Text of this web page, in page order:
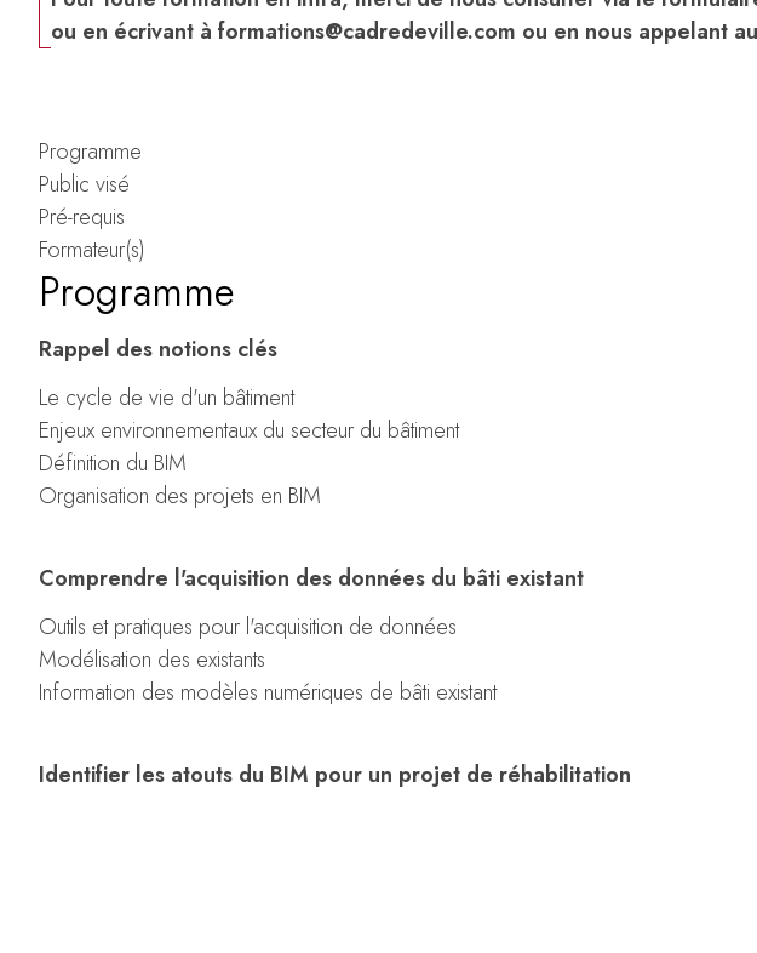
ou en écrivant à formations@cadredeville.com ou en nous appelant
Programme
Public visé
Pré-requis
Formateur(s)
Programme
Rappel des notions clés
Le cycle de vie d'un bâtiment
Enjeux environnementaux du secteur du bâtiment
Définition du BIM
Organisation des projets en BIM
Comprendre l'acquisition des données du bâti existant
Outils et pratiques pour l'acquisition de données
Modélisation des existants
Information des modèles numériques de bâti existant
Identifier les atouts du BIM pour un projet de réhabilitation